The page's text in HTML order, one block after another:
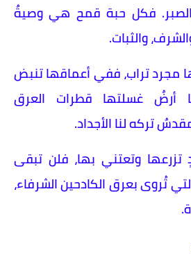
والصبر. فكل حبة قمح هي وصيةٌ
والثبات.
مجرد تراب، ففي أعماقها تنبض
أرضٌ غسلتها قطرات العرق
تركه لنا الأجداد.
تزرعها وتعتني بها، فلن تبقى
تُروى بعرق الكادحين الشرفاء،